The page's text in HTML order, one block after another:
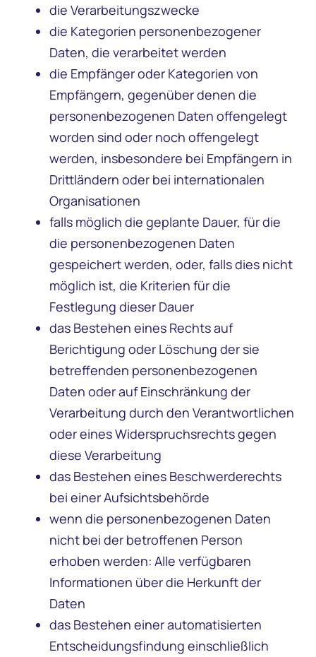
die Verarbeitungszwecke
die Kategorien personenbezogener
Daten, die verarbeitet werden
die Empfänger oder Kategorien von
Empfängern, gegenüber denen die
personenbezogenen Daten offengelegt
worden sind oder noch offengelegt
werden, insbesondere bei Empfängern in
Drittländern oder bei internationalen
Organisationen
falls möglich die geplante Dauer, für die
die personenbezogenen Daten
gespeichert werden, oder, falls dies nicht
möglich ist, die Kriterien für die
Festlegung dieser Dauer
das Bestehen eines Rechts auf
Berichtigung oder Löschung der sie
betreffenden personenbezogenen
Daten oder auf Einschränkung der
Verarbeitung durch den Verantwortlichen
oder eines Widerspruchsrechts gegen
diese Verarbeitung
das Bestehen eines Beschwerderechts
bei einer Aufsichtsbehörde
wenn die personenbezogenen Daten
nicht bei der betroffenen Person
erhoben werden: Alle verfügbaren
Informationen über die Herkunft der
Daten
das Bestehen einer automatisierten
Entscheidungsfindung einschließlich